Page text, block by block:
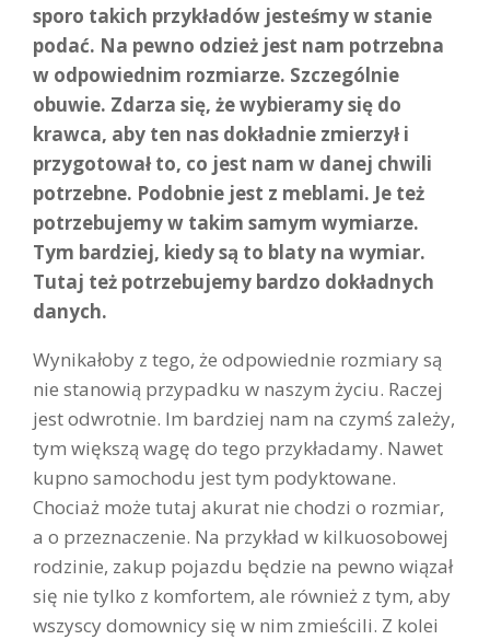
sporo takich przykładów jesteśmy w stanie
podać. Na pewno odzież jest nam potrzebna
w odpowiednim rozmiarze. Szczególnie
obuwie. Zdarza się, że wybieramy się do
krawca, aby ten nas dokładnie zmierzył i
przygotował to, co jest nam w danej chwili
potrzebne. Podobnie jest z meblami. Je też
potrzebujemy w takim samym wymiarze.
Tym bardziej, kiedy są to blaty na wymiar.
Tutaj też potrzebujemy bardzo dokładnych
danych.
Wynikałoby z tego, że odpowiednie rozmiary są
nie stanowią przypadku w naszym życiu. Raczej
jest odwrotnie. Im bardziej nam na czymś zależy,
tym większą wagę do tego przykładamy. Nawet
kupno samochodu jest tym podyktowane.
Chociaż może tutaj akurat nie chodzi o rozmiar,
a o przeznaczenie. Na przykład w kilkuosobowej
rodzinie, zakup pojazdu będzie na pewno wiązał
się nie tylko z komfortem, ale również z tym, aby
wszyscy domownicy się w nim zmieścili. Z kolei